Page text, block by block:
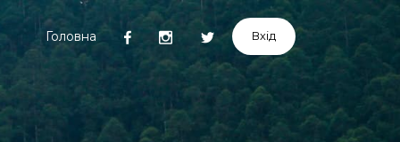
Головна Вхід